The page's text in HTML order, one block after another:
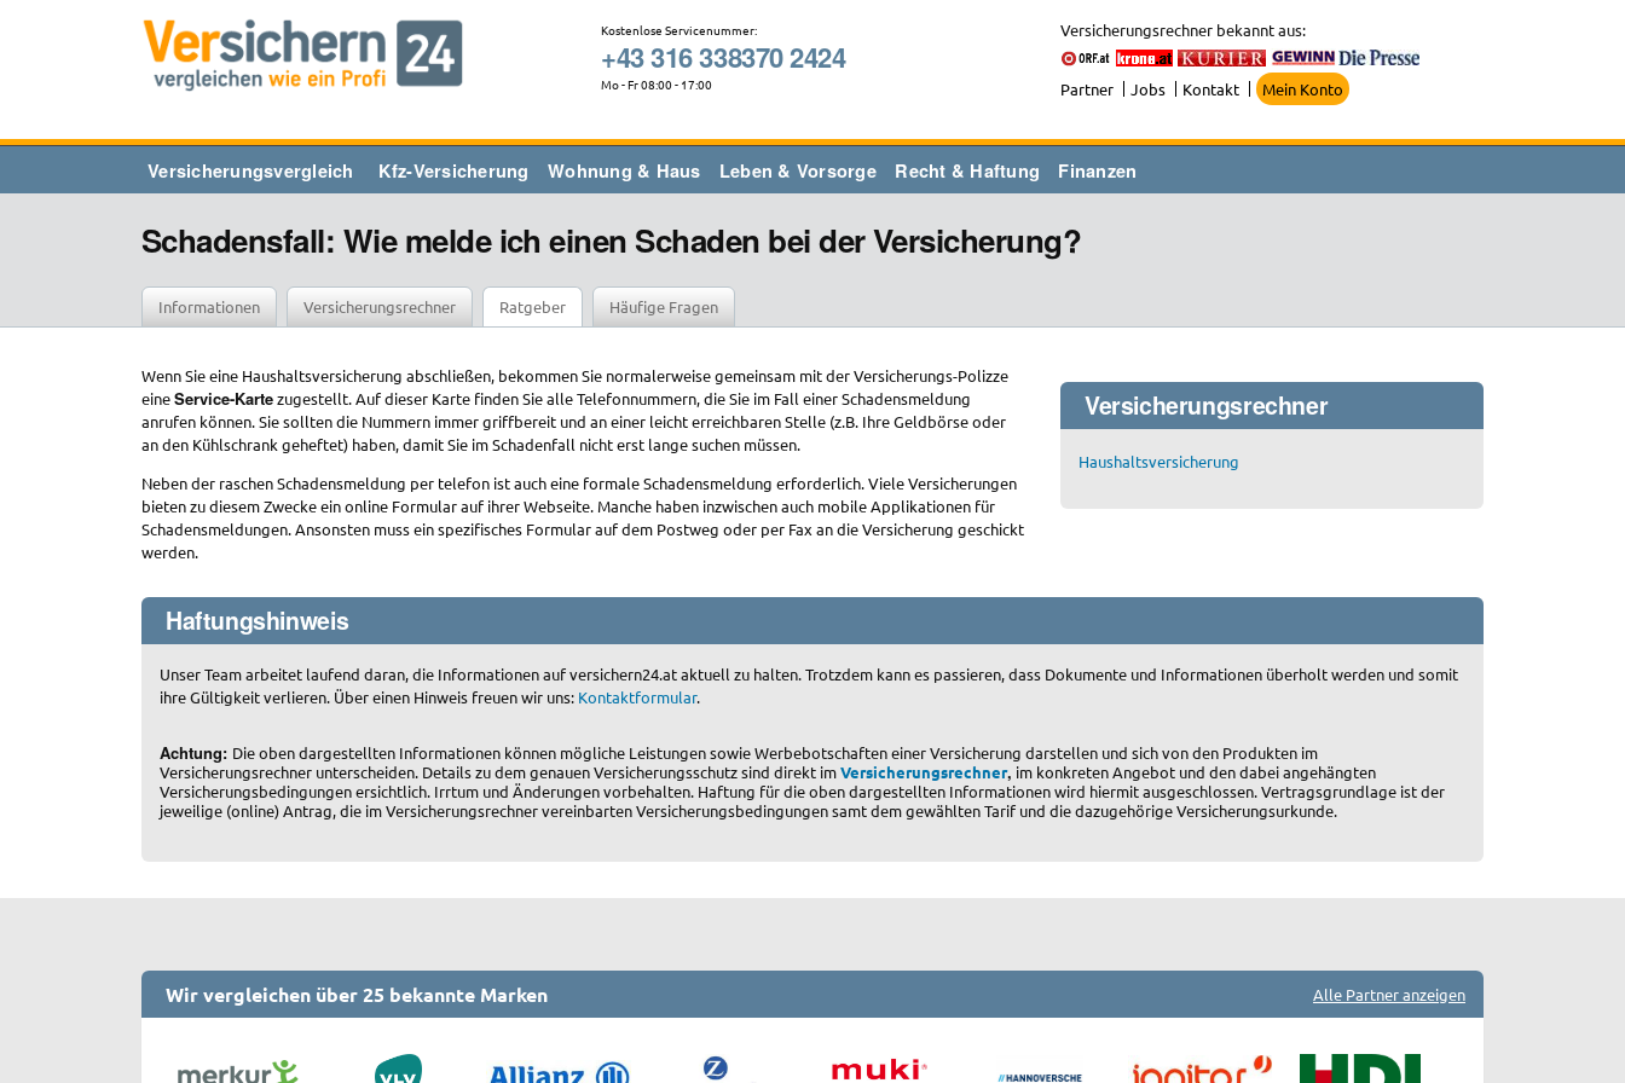
Kostenlose Servicenummer:
+43 316 338370 2424
Mo - Fr 08:00 - 17:00
Versicherungsrechner bekannt aus:
Partner Jobs Kontakt Mein Konto
Versicherungsvergleich Kfz-Versicherung Wohnung & Haus Leben & Vorsorge Recht & Haftung Finanzen
Schadensfall: Wie melde ich einen Schaden bei der Versicherung?
Informationen Versicherungsrechner Ratgeber Häufige Fragen
Wenn Sie eine Haushaltsversicherung abschließen, bekommen Sie normalerweise gemeinsam mit der Versicherungs-Polizze
eineService-Kartezugestellt. Auf dieser Karte finden Sie alle Telefonnummern, die Sie im Fall einer Schadensmeldung
anrufen können. Sie sollten die Nummern immer griffbereit und an einer leicht erreichbaren Stelle (z.B. Ihre Geldbörse oder
an den Kühlschrank geheftet) haben, damit Sie im Schadenfall nicht erst lange suchen müssen.
Neben der raschen Schadensmeldung per telefon ist auch eine formale Schadensmeldung erforderlich. Viele Versicherungen
bieten zu diesem Zwecke ein online Formular auf ihrer Webseite. Manche haben inzwischen auch mobile Applikationen für
Schadensmeldungen. Ansonsten muss ein spezifisches Formular auf dem Postweg oder per Fax an die Versicherung geschickt
werden.
Versicherungsrechner
Haushaltsversicherung
Haftungshinweis
Unser Team arbeitet laufend daran, die Informationen auf versichern24.at aktuell zu halten. Trotzdem kann es passieren, dass Dokumente und Informationen überholt werden und somit
ihre Gültigkeit verlieren. Über einen Hinweis freuen wir uns: Kontaktformular.
Achtung: Die oben dargestellten Informationen können mögliche Leistungen sowie Werbebotschaften einer Versicherung darstellen und sich von den Produkten im
Versicherungsrechner unterscheiden. Details zu dem genauen Versicherungsschutz sind direkt imVersicherungsrechner, im konkreten Angebot und den dabei angehängten
Versicherungsbedingungen ersichtlich. Irrtum und Änderungen vorbehalten. Haftung für die oben dargestellten Informationen wird hiermit ausgeschlossen. Vertragsgrundlage ist der
jeweilige (online) Antrag, die im Versicherungsrechner vereinbarten Versicherungsbedingungen samt dem gewählten Tarif und die dazugehörige Versicherungsurkunde.
Wir vergleichen über 25 bekannte Marken Alle Partner anzeigen